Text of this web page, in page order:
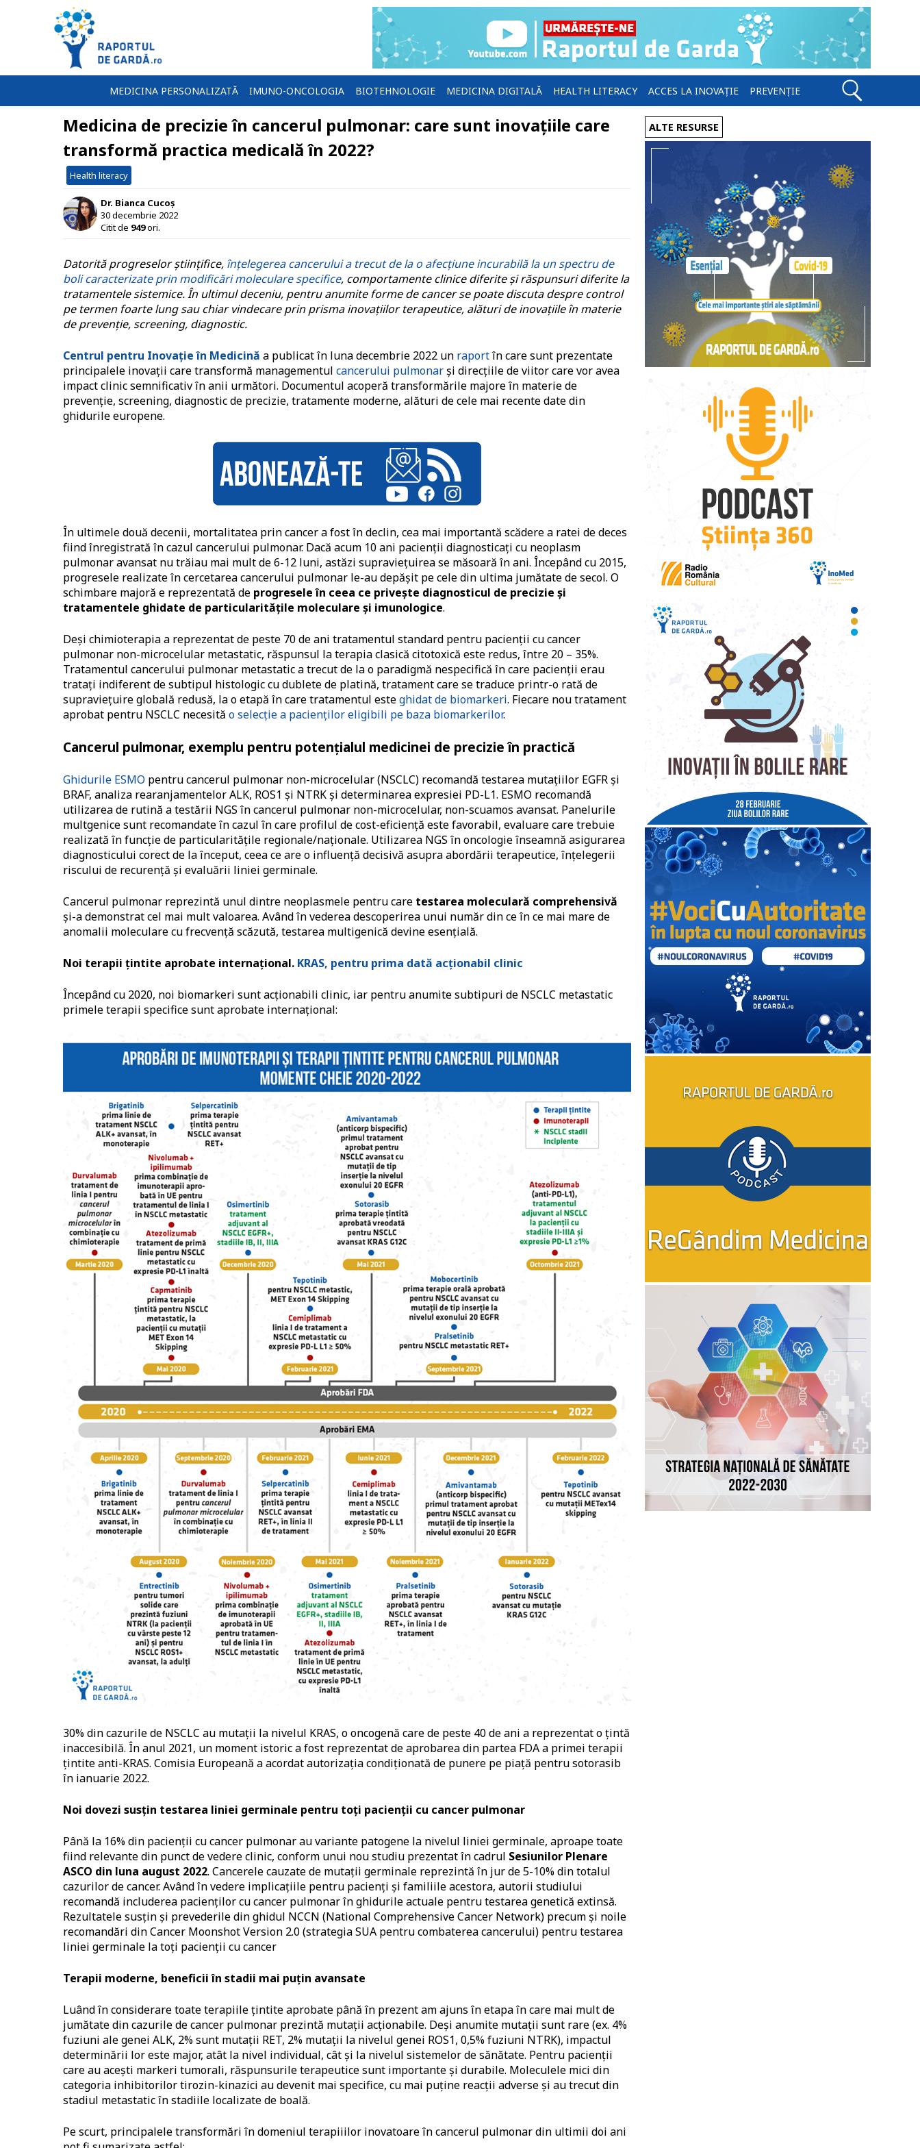
MEDICINA PERSONALIZATĂ IMUNO-ONCOLOGIA BIOTEHNOLOGIE MEDICINA DIGITALĂ HEALTH LITERACY ACCES LA INOVAȚIE PREVENȚIE
Medicina de precizie în cancerul pulmonar: care sunt inovațiile care
transformă practica medicală în 2022?
Health literacy
Dr. Bianca Cucoș
30 decembrie 2022
Citit de 949ori.
Datorită progreselor științifice, înțelegerea cancerului a trecut de la o afecțiune incurabilă la un spectru de
boli caracterizate prin modificări moleculare specifice, comportamente clinice diferite și răspunsuri diferite la
tratamentele sistemice. În ultimul deceniu, pentru anumite forme de cancer se poate discuta despre control
pe termen foarte lung sau chiar vindecare prin prisma inovațiilor terapeutice, alături de inovațiile în materie
de prevenție, screening, diagnostic.
Centrul pentru Inovație în Medicină a publicat în luna decembrie 2022 un raportîn care sunt prezentate
principalele inovații care transformă managementul cancerului pulmonarși direcțiile de viitor care vor avea
impact clinic semnificativ în anii următori. Documentul acoperă transformările majore în materie de
prevenție, screening, diagnostic de precizie, tratamente moderne, alături de cele mai recente date din
ghidurile europene.
În ultimele două decenii, mortalitatea prin cancer a fost în declin, cea mai importantă scădere a ratei de deces
fiind înregistrată în cazul cancerului pulmonar. Dacă acum 10 ani pacienții diagnosticați cu neoplasm
pulmonar avansat nu trăiau mai mult de 6-12 luni, astăzi supraviețuirea se măsoară în ani. Începând cu 2015,
progresele realizate în cercetarea cancerului pulmonar le-au depășit pe cele din ultima jumătate de secol. O
schimbare majoră e reprezentată de progresele în ceea ce privește diagnosticul de precizie și
tratamentele ghidate de particularitățile moleculare și imunologice.
Deși chimioterapia a reprezentat de peste 70 de ani tratamentul standard pentru pacienții cu cancer
pulmonar non-microcelular metastatic, răspunsul la terapia clasică citotoxică este redus, între 20 – 35%.
Tratamentul cancerului pulmonar metastatic a trecut de la o paradigmă nespecifică în care pacienții erau
tratați indiferent de subtipul histologic cu dublete de platină, tratament care se traduce printr-o rată de
supraviețuire globală redusă, la o etapă în care tratamentul esteghidat de biomarkeri. Fiecare nou tratament
aprobat pentru NSCLC necesită o selecție a pacienților eligibili pe baza biomarkerilor.
Cancerul pulmonar, exemplu pentru potențialul medicinei de precizie în practică
Ghidurile ESMO pentru cancerul pulmonar non-microcelular (NSCLC) recomandă testarea mutațiilor EGFR și
BRAF, analiza rearanjamentelor ALK, ROS1 și NTRK și determinarea expresiei PD-L1. ESMO recomandă
utilizarea de rutină a testării NGS în cancerul pulmonar non-microcelular, non-scuamos avansat. Panelurile
multgenice sunt recomandate în cazul în care profilul de cost-eficiență este favorabil, evaluare care trebuie
realizată în funcție de particularitățile regionale/naționale. Utilizarea NGS în oncologie înseamnă asigurarea
diagnosticului corect de la început, ceea ce are o influență decisivă asupra abordării terapeutice, înțelegerii
riscului de recurență și evaluării liniei germinale.
Cancerul pulmonar reprezintă unul dintre neoplasmele pentru care testarea moleculară comprehensivă
și-a demonstrat cel mai mult valoarea. Având în vederea descoperirea unui număr din ce în ce mai mare de
anomalii moleculare cu frecvență scăzută, testarea multigenică devine esențială.
Noi terapii țintite aprobate internațional. KRAS, pentru prima dată acționabil clinic
Începând cu 2020, noi biomarkeri sunt acționabili clinic, iar pentru anumite subtipuri de NSCLC metastatic
primele terapii specifice sunt aprobate internațional:
30% din cazurile de NSCLC au mutații la nivelul KRAS, o oncogenă care de peste 40 de ani a reprezentat o țintă
inaccesibilă. În anul 2021, un moment istoric a fost reprezentat de aprobarea din partea FDA a primei terapii
țintite anti-KRAS. Comisia Europeană a acordat autorizația condiționată de punere pe piață pentru sotorasib
în ianuarie 2022.
Noi dovezi susțin testarea liniei germinale pentru toți pacienții cu cancer pulmonar
Până la 16% din pacienții cu cancer pulmonar au variante patogene la nivelul liniei germinale, aproape toate
fiind relevante din punct de vedere clinic, conform unui nou studiu prezentat în cadrul Sesiunilor Plenare
ASCO din luna august 2022. Cancerele cauzate de mutații germinale reprezintă în jur de 5-10% din totalul
cazurilor de cancer. Având în vedere implicațiile pentru pacienți și familiile acestora, autorii studiului
recomandă includerea pacienților cu cancer pulmonar în ghidurile actuale pentru testarea genetică extinsă.
Rezultatele susțin și prevederile din ghidul NCCN (National Comprehensive Cancer Network) precum și noile
recomandări din Cancer Moonshot Version 2.0 (strategia SUA pentru combaterea cancerului) pentru testarea
liniei germinale la toți pacienții cu cancer
Terapii moderne, beneficii în stadii mai puțin avansate
Luând în considerare toate terapiile țintite aprobate până în prezent am ajuns în etapa în care mai mult de
jumătate din cazurile de cancer pulmonar prezintă mutații acționabile. Deși anumite mutații sunt rare (ex. 4%
fuziuni ale genei ALK, 2% sunt mutații RET, 2% mutații la nivelul genei ROS1, 0,5% fuziuni NTRK), impactul
determinării lor este major, atât la nivel individual, cât și la nivelul sistemelor de sănătate. Pentru pacienții
care au acești markeri tumorali, răspunsurile terapeutice sunt importante și durabile. Moleculele mici din
categoria inhibitorilor tirozin-kinazici au devenit mai specifice, cu mai puține reacții adverse și au trecut din
stadiul metastatic în stadiile localizate de boală.
Pe scurt, principalele transformări în domeniul terapiiilor inovatoare în cancerul pulmonar din ultimii doi ani
ALTE RESURSE